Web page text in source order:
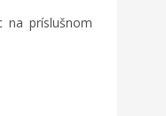
na príslušnom